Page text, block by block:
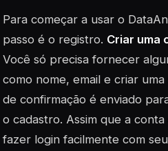
Para começar a usar o
passo é o registro. Criar uma
Você só precisa fornecer
como nome, email e criar
de confirmação é enviado
o cadastro. Assim que a
fazer login facilmente com